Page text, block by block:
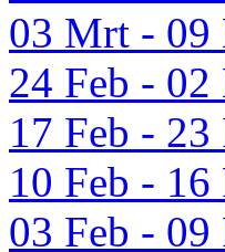
03 Mrt - 09
24 Feb -
17 Feb - 23
10 Feb - 16
03 Feb - 09